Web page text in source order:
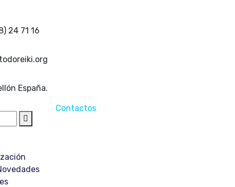
24 71 16
España.
Contactos